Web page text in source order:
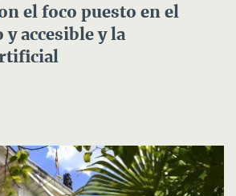
el foco puesto en el
accesible y la